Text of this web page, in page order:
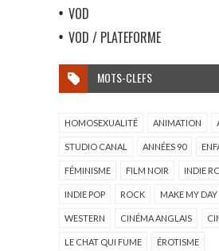
VOD
VOD / PLATEFORME
MOTS-CLEFS
HOMOSEXUALITÉ ANIMATION
STUDIO CANAL ANNÉES 90
FÉMINISME FILM NOIR INDIE
INDIE POP ROCK MAKE MY DAY
WESTERN CINÉMA ANGLAIS
LE CHAT QUI FUME ÉROTISME